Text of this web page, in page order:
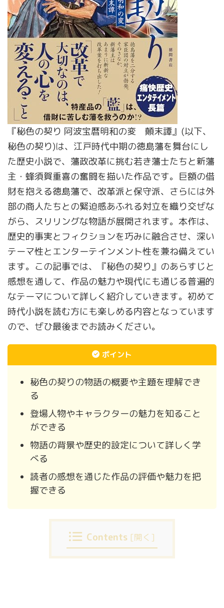
『秘色の契り 阿波宝暦明和の変 顛末譚』(以下、
秘色の契り)は、江戸時代中期の徳島藩を舞台にし
た歴史小説で、藩政改革に挑む若き藩士たちと新藩
主・蜂須賀重喜の奮闘を描いた作品です。巨額の借
財を抱える徳島藩で、改革派と保守派、さらには外
部の商人たちとの緊迫感あふれる対立を織り交ぜな
がら、スリリングな物語が展開されます。本作は、
歴史的事実とフィクションを巧みに融合させ、深い
テーマ性とエンターテインメント性を兼ね備えてい
ます。この記事では、『秘色の契り』のあらすじと
感想を通して、作品の魅力や現代にも通じる普遍的
なテーマについて詳しく紹介していきます。初めて
時代小説を読む方にも楽しめる内容となっています
ので、ぜひ最後までお読みください。
ポイント
秘色の契りの物語の概要や主題を理解でき
る
登場人物やキャラクターの魅力を知ること
ができる
物語の背景や歴史的設定について詳しく学
べる
読者の感想を通じた作品の評価や魅力を把
握できる
Contents [開く ]